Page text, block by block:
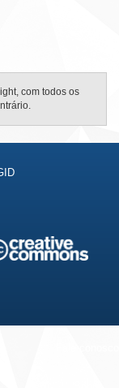
com todos os